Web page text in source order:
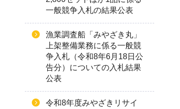
一般競争入札の結果公表
漁業調査船「みやざき丸」
上架整備業務に係る一般競
争入札（令和8年6月18日公
告分）についての入札結果
公表
令和8年度みやざきリサイ